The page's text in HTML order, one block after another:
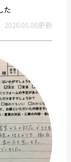
た
2026.05.08更新